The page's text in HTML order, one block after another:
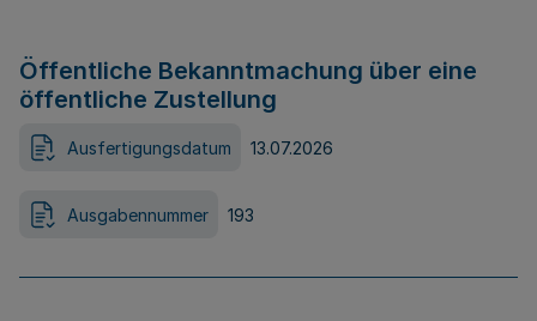
Öffentliche Bekanntmachung über eine
öffentliche Zustellung
Ausfertigungsdatum 13.07.2026
Ausgabennummer 193